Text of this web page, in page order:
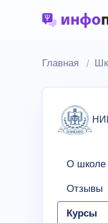
Главная
О школе
Отзывы
Курсы